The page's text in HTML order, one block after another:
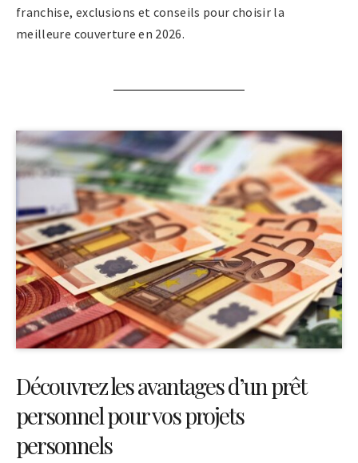
franchise, exclusions et conseils pour choisir la
meilleure couverture en 2026.
Découvrez les avantages d’un prêt
personnel pour vos projets
personnels